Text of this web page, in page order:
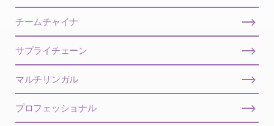
チームチャイナ
サプライチェーン
マルチリンガル
プロフェッショナル